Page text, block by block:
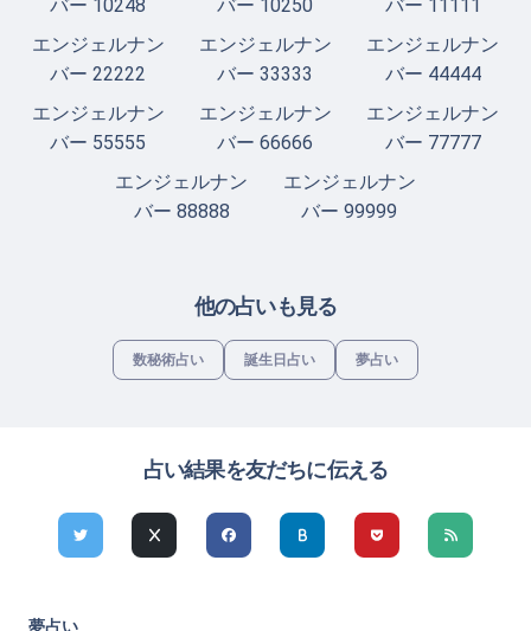
バー 10248
バー 10250
バー 11111
エンジェルナン
バー 22222
エンジェルナン
バー 33333
エンジェルナン
バー 44444
エンジェルナン
バー 55555
エンジェルナン
バー 66666
エンジェルナン
バー 77777
エンジェルナン
バー 88888
エンジェルナン
バー 99999
他の占いも見る
数秘術占い 誕生日占い 夢占い
占い結果を友だちに伝える
夢占い